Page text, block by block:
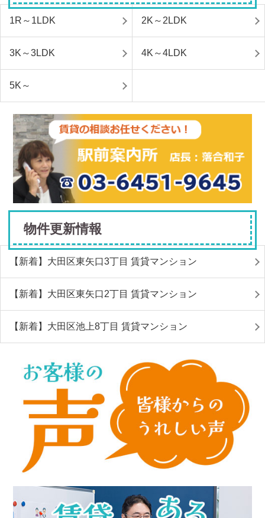
1R～1LDK 2K～2LDK
3K～3LDK 4K～4LDK
5K～
物件更新情報
【新着】大田区東矢口3丁目 賃貸マンション
【新着】大田区東矢口2丁目 賃貸マンション
【新着】大田区池上8丁目 賃貸マンション